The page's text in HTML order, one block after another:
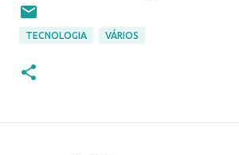
TECNOLOGIA VÁRIOS